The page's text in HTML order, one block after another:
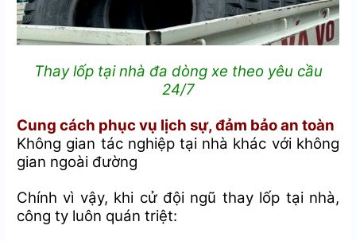
Thay lốp tại nhà đa dòng xe theo yêu cầu
24/7
Cung cách phục vụ lịch sự, đảm bảo an toàn
Không gian tác nghiệp tại nhà khác với không
gian ngoài đường
Chính vì vậy, khi cử đội ngũ thay lốp tại nhà,
công ty luôn quán triệt: